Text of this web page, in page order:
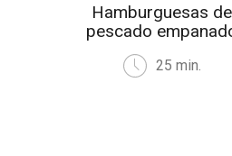
Hamburguesas de
pescado
25 min.